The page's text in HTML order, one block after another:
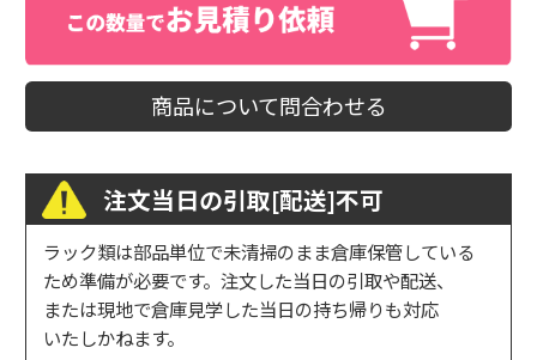
商品について問合わせる
注文当日の引取[配送]不可
ラック類は部品単位で未清掃のまま倉庫保管している
ため準備が必要です。注文した当日の引取や配送、
または現地で倉庫見学した当日の持ち帰りも対応
いたしかねます。